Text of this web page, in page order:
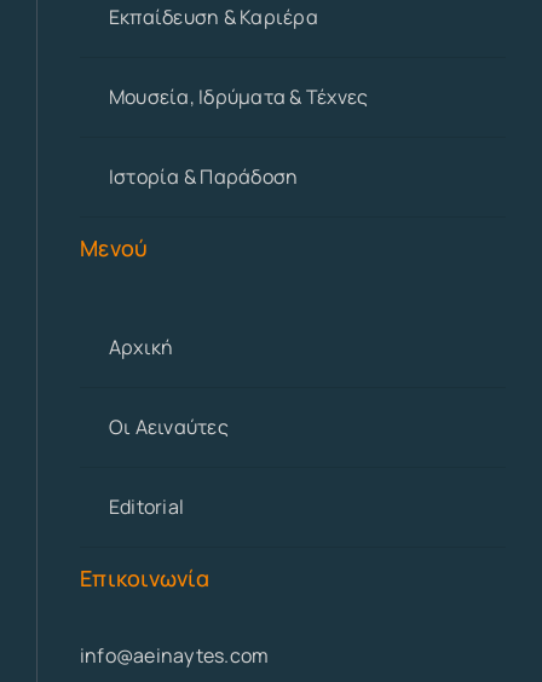
Εκπαίδευση & Καριέρα
Μουσεία, Ιδρύματα & Τέχνες
Ιστορία & Παράδοση
Μενού
Αρχική
Οι Αειναύτες
Editorial
Επικοινωνία
info@aeinaytes.com